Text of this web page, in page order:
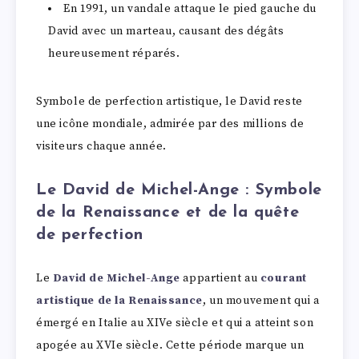
En 1991, un vandale attaque le pied gauche du
David avec un marteau, causant des dégâts
heureusement réparés.
Symbole de perfection artistique, le David reste
une icône mondiale, admirée par des millions de
visiteurs chaque année.
Le David de Michel-Ange : Symbole
de la Renaissance et de la quête
de perfection
Le David de Michel-Ange appartient au courant
artistique de la Renaissance, un mouvement qui a
émergé en Italie au XIVe siècle et qui a atteint son
apogée au XVIe siècle. Cette période marque un